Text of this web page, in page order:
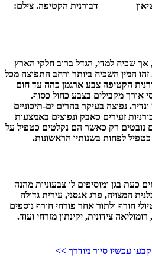
שיאון דבורנית הקטיפה. צילם:
אך שכיח למדי, הגדל ברוב חלקי הארץ
זהו המין השכיח ביותר ורחב התפוצה מכל
הקטיפה צבע ארגמן כהה עד חום
אורך מקבילים בצבע כחול כסוף.
נפוצה בעיקר בהרים ים-תיכוניים
זעירים כאבק ונפוצים באמצעות
נובטים רק כאשר הם נקלטים כטפיל על
לפחות בשנותיו הראשונות.
כעת בגן ומוסיפים לו צבעוניות מהנה
המצויה, פרג אגסני, עירית גדולה
חורף ולתור אחר פורחי חורף נוספים
צידונית, יקינתון מזרחי ועוד.
קבעו עכשיו סיור מודרך >>